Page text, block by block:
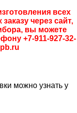
всех
через сайт,
вы можете
+7-911-927-32-
можно узнать у